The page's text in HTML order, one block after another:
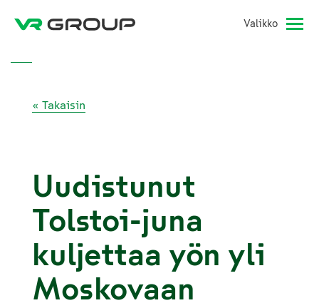
Valikko
« Takaisin
Uudistunut
Tolstoi-juna
kuljettaa yön yli
Moskovaan